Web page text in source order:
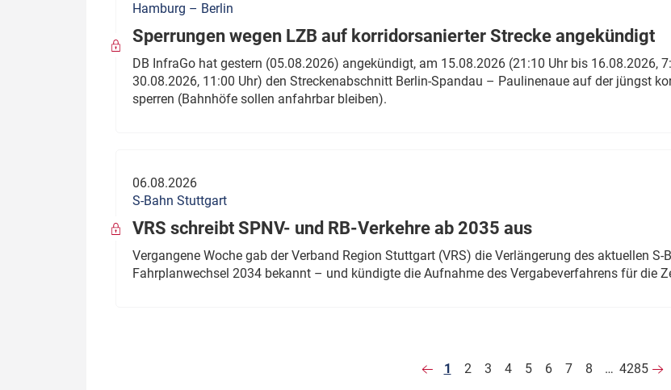
Hamburg – Berlin
Sperrungen wegen LZB auf korridorsanierter Strecke angekündigt
DB InfraGo hat gestern (05.08.2026) angekündigt, am 15.08.2026 (21:10 Uhr bis 16.08.2026,
30.08.2026, 11:00 Uhr) den Streckenabschnitt Berlin-Spandau – Paulinenaue auf der jüngst
sperren (Bahnhöfe sollen anfahrbar bleiben).
06.08.2026
S-Bahn Stuttgart
VRS schreibt SPNV- und RB-Verkehre ab 2035 aus
Vergangene Woche gab der Verband Region Stuttgart (VRS) die Verlängerung des aktuellen
Fahrplanwechsel 2034 bekannt – und kündigte die Aufnahme des Vergabeverfahrens für die
1 2 3 4 5 6 7 8 … 4285